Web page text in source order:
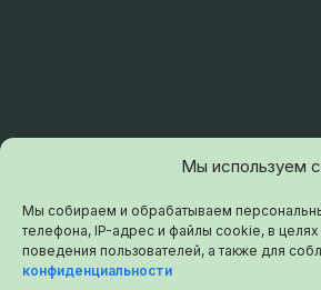
Мы используем
Мы собираем и обрабатываем
телефона, IP-адрес и файлы cookie, в целях
поведения пользователей, а также для
конфиденциальности